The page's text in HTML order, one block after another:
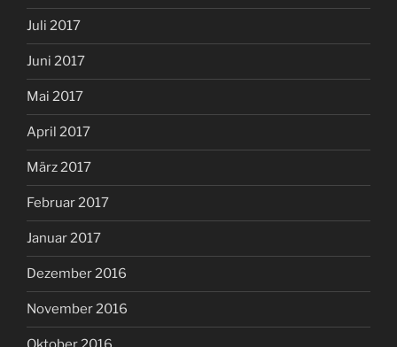
Juli 2017
Juni 2017
Mai 2017
April 2017
März 2017
Februar 2017
Januar 2017
Dezember 2016
November 2016